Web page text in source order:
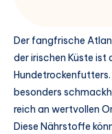
Der fangfrische
der irischen Küste ist
besonders
reich an wertvollen
Diese Nährstoffe